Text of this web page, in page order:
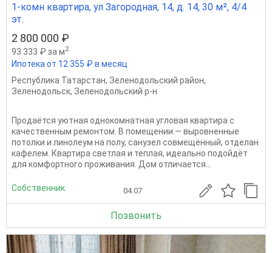
1-комн квартира, ул Загородная, 14, д. 14, 30 м², 4/4
эт.
2 800 000 ₽
93 333 ₽ за м2
Ипотека от 12 355 ₽ в месяц
Республика Татарстан, Зеленодольский район,
Зеленодольск, Зеленодольский р-н
Продаётся уютная однокомнатная угловая квартира с
качественным ремонтом. В помещении — выровненные
потолки и линолеум на полу, санузел совмещённый, отделан
кафелем. Квартира светлая и тёплая, идеально подойдёт
для комфортного проживания. Дом отличается...
Собственник 04.07
Позвонить